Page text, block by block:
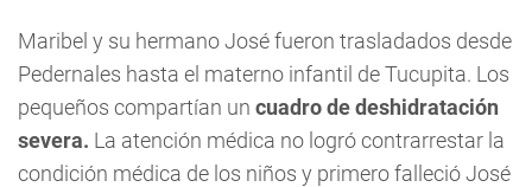
Maribel y su hermano José fueron trasladados desde
Pedernales hasta el materno infantil de Tucupita. Los
pequeños compartían un cuadro de deshidratación
severa. La atención médica no logró contrarrestar la
condición médica de los niños y primero falleció José